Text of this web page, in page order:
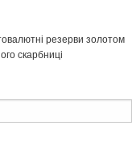
резерви золотом
скарбниці